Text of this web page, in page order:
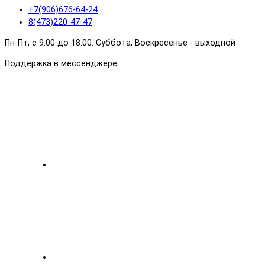
+7(906)676-64-24
8(473)220-47-47
Пн-Пт, с 9.00 до 18.00. Суббота, Воскресенье - выходной
Поддержка в мессенджере